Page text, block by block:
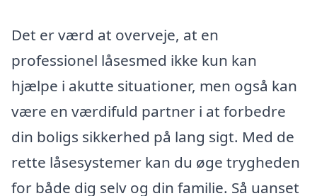
Det er værd at overveje, at en
professionel låsesmed ikke kun kan
hjælpe i akutte situationer, men også kan
være en værdifuld partner i at forbedre
din boligs sikkerhed på lang sigt. Med de
rette låsesystemer kan du øge trygheden
for både dig selv og din familie. Så uanset